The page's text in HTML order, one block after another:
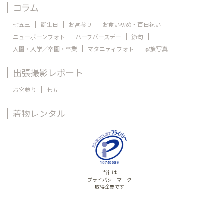
コラム
七五三 誕生日 お宮参り
お食い初め・百日祝い
ニューボーンフォト
ハーフバースデー
節句
入園・入学／卒園・卒業
マタニティフォト 家族写真
出張撮影レポート
お宮参り 七五三
着物レンタル
当社は
プライバシーマーク
取得企業です